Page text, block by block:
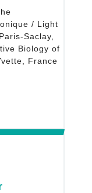
/ Light
Saclay,
Biology of
France